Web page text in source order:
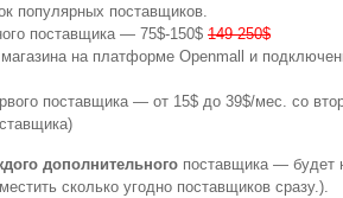
популярных поставщиков.
поставщика — 75$-150$ 149-250$
на платформе Openmall и
поставщика — от 15$ до 39$/мес. со
дополнительного поставщика — будет
сколько угодно поставщиков сразу.).